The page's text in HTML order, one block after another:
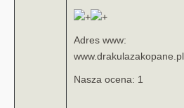
Adres www:
www.drakulazakopane.pl
Nasza ocena: 1